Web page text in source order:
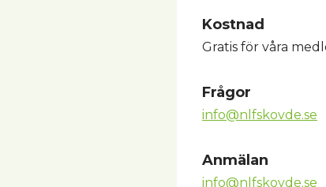
Kostnad
Gratis för våra
Frågor
info@nlfskovde.se
Anmälan
info@nlfskovde.se